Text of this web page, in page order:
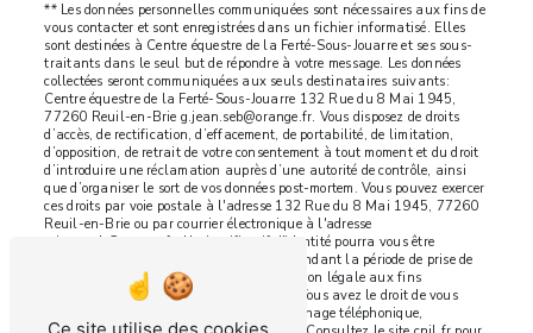
** Les données personnelles communiquées sont nécessaires aux fins de
vous contacter et sont enregistrées dans un fichier informatisé. Elles
sont destinées à Centre équestre de la Ferté-Sous-Jouarre et ses sous-
traitants dans le seul but de répondre à votre message. Les données
collectées seront communiquées aux seuls destinataires suivants:
Centre équestre de la Ferté-Sous-Jouarre 132 Rue du 8 Mai 1945,
77260 Reuil-en-Brie g.jean.seb@orange.fr. Vous disposez de droits
d’accès, de rectification, d’effacement, de portabilité, de limitation,
d’opposition, de retrait de votre consentement à tout moment et du droit
d’introduire une réclamation auprès d’une autorité de contrôle, ainsi
que d’organiser le sort de vos données post-mortem. Vous pouvez exercer
ces droits par voie postale à l'adresse 132 Rue du 8 Mai 1945, 77260
Reuil-en-Brie ou par courrier électronique à l'adresse
g.jean.seb@orange.fr. Un justificatif d'identité pourra vous être
demandé. Nous conservons vos données pendant la période de prise de
contact puis pendant la durée de prescription légale aux fins
probatoires et de gestion des contentieux. Vous avez le droit de vous
inscrire sur la liste d'opposition au démarchage téléphonique,